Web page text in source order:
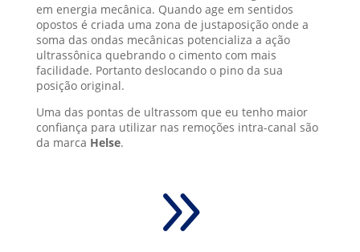
em energia mecânica. Quando age em sentidos
opostos é criada uma zona de justaposição onde a
soma das ondas mecânicas potencializa a ação
ultrassônica quebrando o cimento com mais
facilidade. Portanto deslocando o pino da sua
posição original.
Uma das pontas de ultrassom que eu tenho maior
confiança para utilizar nas remoções intra-canal são
da marca Helse.
9